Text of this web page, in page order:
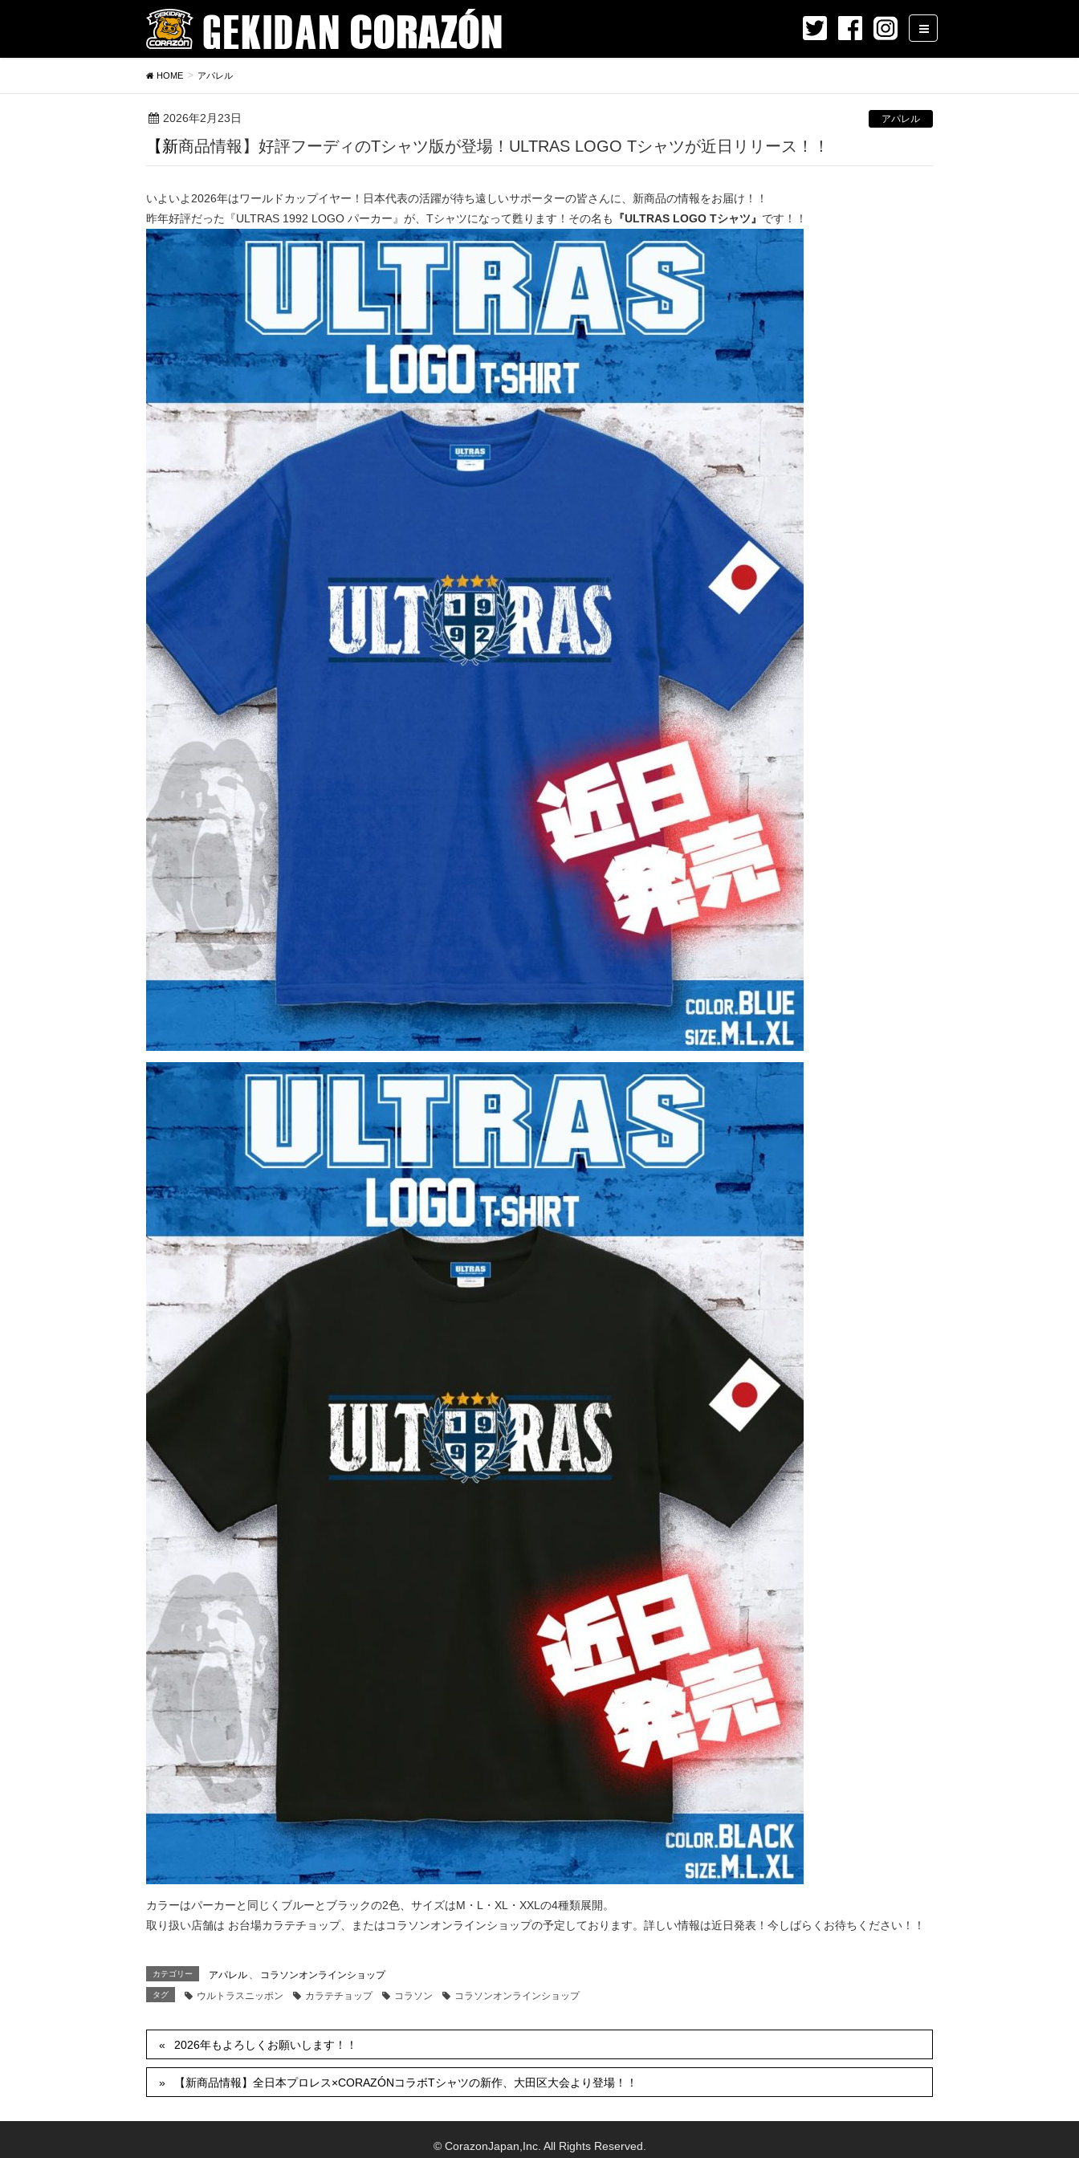
HOME アパレル
2026年2月23日 アパレル
【新商品情報】好評フーディのTシャツ版が登場！ULTRAS LOGO Tシャツが近日リリース！！
いよいよ2026年はワールドカップイヤー！日本代表の活躍が待ち遠しいサポーターの皆さんに、新商品の情報をお届け！！
昨年好評だった『ULTRAS 1992 LOGO パーカー』が、Tシャツになって甦ります！その名も
『ULTRAS LOGO Tシャツ』 です！！
カラーはパーカーと同じくブルーとブラックの2色、サイズはM・L・XL・XXLの4種類展開。
取り扱い店舗は お台場カラテチョップ、またはコラソンオンラインショップの予定しております。詳しい情報は近日発表！今しばらくお待ちください！！
カテゴリー アパレル 、 コラソンオンラインショップ
タグ ウルトラスニッポン カラテチョップ コラソン コラソンオンラインショップ
2026年もよろしくお願いします！！
【新商品情報】全日本プロレス×CORAZÓNコラボTシャツの新作、大田区大会より登場！！
© CorazonJapan,Inc. All Rights Reserved.